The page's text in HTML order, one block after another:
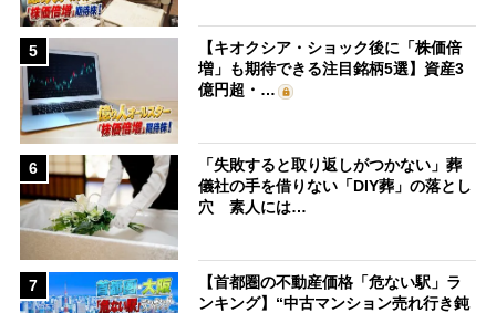
5
【キオクシア・ショック後に「株価倍
増」も期待できる注目銘柄5選】資産3
億円超・…
6
「失敗すると取り返しがつかない」葬
儀社の手を借りない「DIY葬」の落とし
穴 素人には…
7
【首都圏の不動産価格「危ない駅」ラ
ンキング】“中古マンション売れ行き鈍